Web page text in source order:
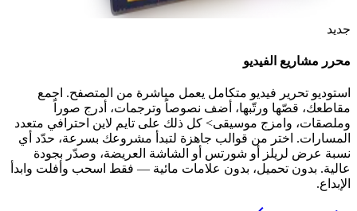
جديد
محرر مشاريع الفيديو
استوديو تحرير فيديو متكامل يعمل مباشرة من المتصفح. اجمع
مقاطعك، قصّها ورتّبها، أضف نصوصاً وترجمات، أدرج صوراً
وملصقات، وامزج موسيقى> كل ذلك على تايم لاين احترافي متعدد
المسارات. اختر من قوالب جاهزة لتبدأ مشروعك بسرعة، حدّد أي
نسبة عرض لريلز أو شورتس أو الشاشة العريضة، وصدّر بجودة
عالية. بدون تحميل، بدون علامات مائية — فقط اسحب وأفلت وابدأ
الإبداع.